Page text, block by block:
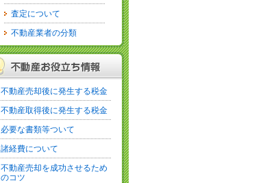
査定について
不動産業者の分類
不動産売却後に発生する税金
不動産取得後に発生する税金
必要な書類等ついて
諸経費について
不動産売却を成功させるため
のコツ